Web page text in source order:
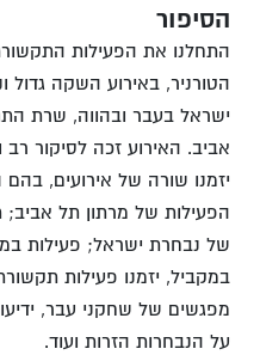
הסיפור
התחלנו את הפעילות
הטורניר, באירוע השקה גדול
ישראל בעבר ובהווה, שרת
אביב. האירוע זכה לסיקור
יזמנו שורה של אירועים,
הפעילות של מרתון תל
של נבחרת ישראל; פעילות
במקביל, יזמנו פעילות
מפגשים של שחקני עבר,
על הנבחרות הזרות ועוד.